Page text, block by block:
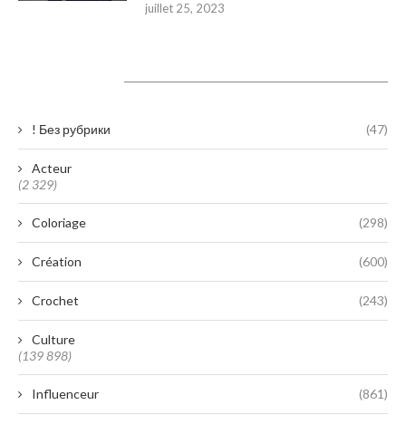
juillet 25, 2023
! Без рубрики (47)
Acteur
(2 329)
Coloriage (298)
Création (600)
Crochet (243)
Culture
(139 898)
Influenceur (861)